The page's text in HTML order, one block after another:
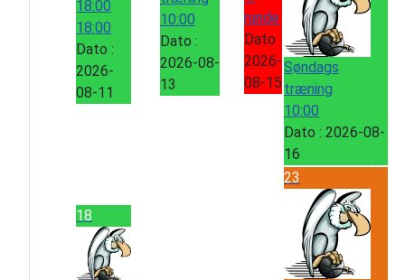
18:00
18:00
Dato :
2026-
08-11
10:00
Dato :
2026-08-
13
runde
Dato :
2026-
08-15
Søndags
træning
10:00
Dato : 2026-08-
16
18
23